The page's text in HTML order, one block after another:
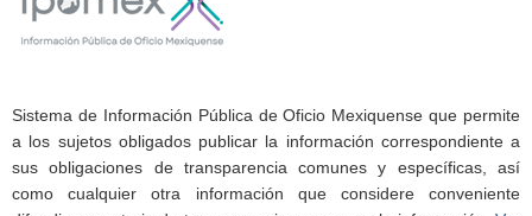
Sistema de Información Pública de Oficio Mexiquense que permite
a los sujetos obligados publicar la información correspondiente a
sus obligaciones de transparencia comunes y específicas, así
como cualquier otra información que considere conveniente